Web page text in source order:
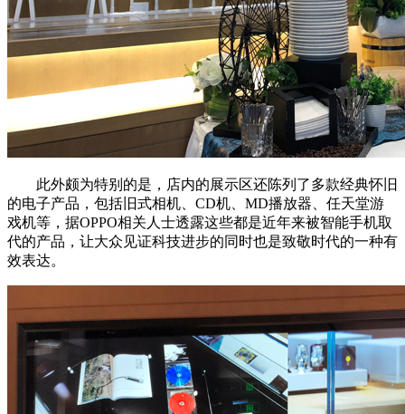
此外颇为特别的是，店内的展示区还陈列了多款经典怀旧
的电子产品，包括旧式相机、CD机、MD播放器、任天堂游
戏机等，据OPPO相关人士透露这些都是近年来被智能手机取
代的产品，让大众见证科技进步的同时也是致敬时代的一种有
效表达。